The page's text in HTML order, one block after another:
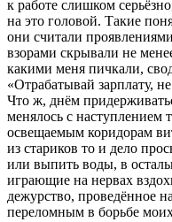
к работе слишком
на это головой. Такие
они считали
взорами скрывали не
какими меня пичкали,
«Отрабатывай зарплату,
Что ж, днём
менялось с наступлением
освещаемым коридорам
из стариков то и дело
или выпить воды, в
играющие на нервах
дежурство, проведённое
переломным в борьбе